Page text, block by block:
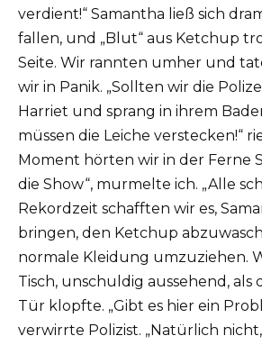
verdient!“ Samantha ließ sich
fallen, und „Blut“ aus Ketchup
Seite. Wir rannten umher und
wir in Panik. „Sollten wir die
Harriet und sprang in ihrem
müssen die Leiche verstecken!“
Moment hörten wir in der Ferne
die Show“, murmelte ich. „Alle
Rekordzeit schafften wir es,
bringen, den Ketchup
normale Kleidung umzuziehen.
Tisch, unschuldig aussehend, als
Tür klopfte. „Gibt es hier ein
verwirrte Polizist. „Natürlich